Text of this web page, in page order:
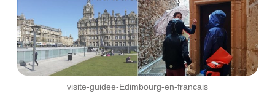
visite-guidee-Edimbourg-en-francais